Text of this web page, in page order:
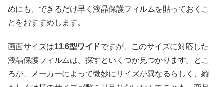
めにも、できるだけ早く液晶保護フィルムを貼っておくこ
とをおすすめします。
画面サイズは11.6型ワイドですが、このサイズに対応した
液晶保護フィルムは、探すといくつか見つかります。とこ
ろが、メーカーによって微妙にサイズが異なるらしく、縦